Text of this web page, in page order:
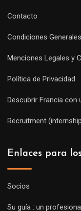
Contacto
Condiciones
Menciones Legales y
Política de Privacidad
Descubrir Francia con
Recruitment
Enlaces para
Socios
Su guía : un